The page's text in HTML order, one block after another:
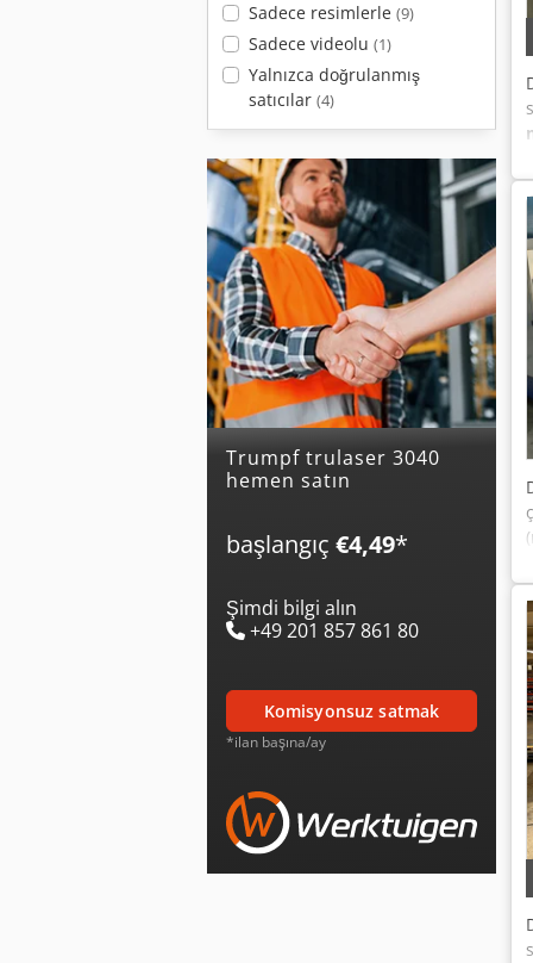
Sadece resimlerle (9)
Sadece videolu (1)
Yalnızca doğrulanmış
satıcılar (4)
trumpf trulaser 3040
hemen satın
başlangıç €4,49*
Şimdi bilgi alın
+49 201 857 861 80
komisyonsuz satmak
*ilan başına/ay